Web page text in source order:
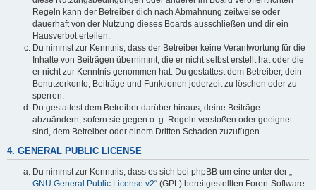
Regeln kann der Betreiber dich nach Abmahnung zeitweise oder
dauerhaft von der Nutzung dieses Boards ausschließen und dir ein
Hausverbot erteilen.
Du nimmst zur Kenntnis, dass der Betreiber keine Verantwortung für die
Inhalte von Beiträgen übernimmt, die er nicht selbst erstellt hat oder die
er nicht zur Kenntnis genommen hat. Du gestattest dem Betreiber, dein
Benutzerkonto, Beiträge und Funktionen jederzeit zu löschen oder zu
sperren.
Du gestattest dem Betreiber darüber hinaus, deine Beiträge
abzuändern, sofern sie gegen o. g. Regeln verstoßen oder geeignet
sind, dem Betreiber oder einem Dritten Schaden zuzufügen.
4. GENERAL PUBLIC LICENSE
Du nimmst zur Kenntnis, dass es sich bei phpBB um eine unter der „
GNU General Public License v2“ (GPL) bereitgestellten Foren-Software